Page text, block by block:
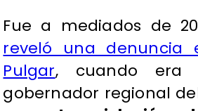
Fue a mediados de
reveló una denuncia
Pulgar, cuando era
gobernador regional